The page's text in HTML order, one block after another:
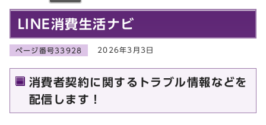
LINE消費生活ナビ
ページ番号33928 2026年3月3日
消費者契約に関するトラブル情報などを
配信します！